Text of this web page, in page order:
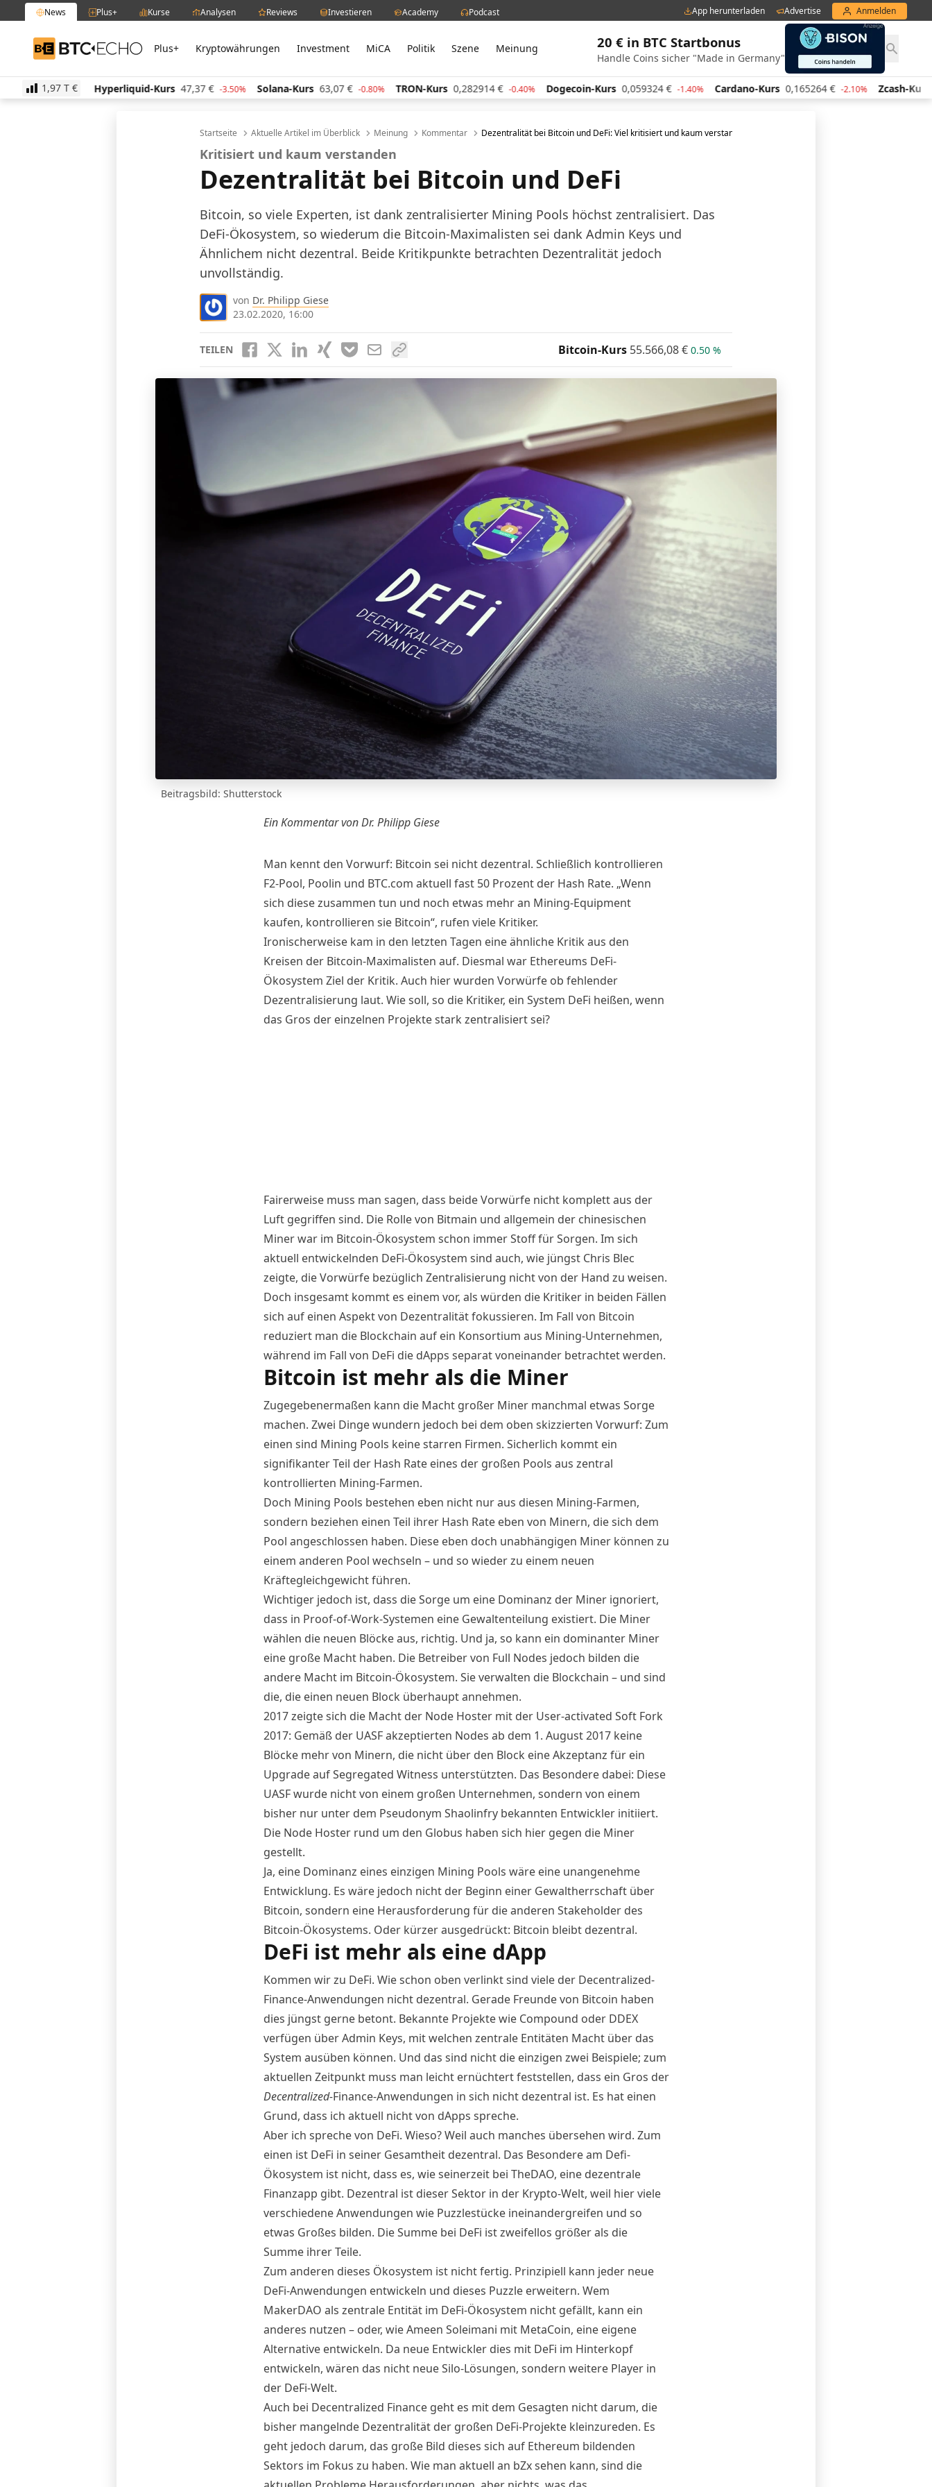
News Plus+ Kurse Analysen Reviews Investieren Academy Podcast App herunterladen Advertise Anmelden
BTC-ECHO Plus+ Kryptowährungen Investment MiCA Politik Szene Meinung 20 € in BTC Startbonus
Handle Coins sicher "Made in Germany"
1,97 T €
-0.60% Hyperliquid-Kurs 47,37 € -3.50% Solana-Kurs 63,07 € -0.80% TRON-Kurs 0,282914 € -0.40% Dogecoin-Kurs 0,059324 € -1.40% Cardano-Kurs 0,165264 € -2.10% Zcash-Kurs 424,00 €
Startseite Aktuelle Artikel im Überblick Meinung Kommentar Dezentralität bei Bitcoin und DeFi: Viel kritisiert und kaum verstanden
Kritisiert und kaum verstanden
Dezentralität bei Bitcoin und DeFi
Bitcoin, so viele Experten, ist dank zentralisierter Mining Pools höchst zentralisiert. Das
DeFi-Ökosystem, so wiederum die Bitcoin-Maximalisten sei dank Admin Keys und
Ähnlichem nicht dezentral. Beide Kritikpunkte betrachten Dezentralität jedoch
unvollständig.
von Dr. Philipp Giese
23.02.2020, 16:00
TEILEN Bitcoin-Kurs 55.566,08€ 0.50 %
Beitragsbild: Shutterstock
Ein Kommentar von Dr. Philipp Giese
Man kennt den Vorwurf: Bitcoin sei nicht dezentral. Schließlich kontrollieren
F2-Pool, Poolin und BTC.com aktuell fast 50 Prozent der Hash Rate. „Wenn
sich diese zusammen tun und noch etwas mehr an Mining-Equipment
kaufen, kontrollieren sie Bitcoin“, rufen viele Kritiker.
Ironischerweise kam in den letzten Tagen eine ähnliche Kritik aus den
Kreisen der Bitcoin-Maximalisten auf. Diesmal war Ethereums DeFi-
Ökosystem Ziel der Kritik. Auch hier wurden Vorwürfe ob fehlender
Dezentralisierung laut. Wie soll, so die Kritiker, ein System DeFi heißen, wenn
das Gros der einzelnen Projekte stark zentralisiert sei?
Fairerweise muss man sagen, dass beide Vorwürfe nicht komplett aus der
Luft gegriffen sind. Die Rolle von Bitmain und allgemein der chinesischen
Minerwar im Bitcoin-Ökosystem schon immer Stoff für Sorgen. Im sich
aktuell entwickelnden DeFi-Ökosystem sind auch, wie jüngst Chris Blec
zeigte, die Vorwürfe bezüglich Zentralisierung nicht von der Hand zu weisen.
Doch insgesamt kommt es einem vor, als würden die Kritiker in beiden Fällen
sich auf einen Aspekt von Dezentralität fokussieren. Im Fall von Bitcoin
reduziert man die Blockchain auf ein Konsortium aus Mining-Unternehmen,
während im Fall von DeFi die dApps separat voneinander betrachtet werden.
Bitcoin ist mehr als die Miner
Zugegebenermaßen kann die Macht großer Miner manchmal etwas Sorge
machen. Zwei Dinge wundern jedoch bei dem oben skizzierten Vorwurf: Zum
einen sind Mining Pools keine starren Firmen. Sicherlich kommt ein
signifikanter Teil der Hash Rate eines der großen Pools aus zentral
kontrollierten Mining-Farmen.
Doch Mining Pools bestehen eben nicht nur aus diesen Mining-Farmen,
sondern beziehen einen Teil ihrer Hash Rate eben von Minern, die sich dem
Pool angeschlossen haben. Diese eben doch unabhängigen Miner können zu
einem anderen Pool wechseln – und so wieder zu einem neuen
Kräftegleichgewicht führen.
Wichtiger jedoch ist, dass die Sorge um eine Dominanz der Miner ignoriert,
dass in Proof-of-Work-Systemen eine Gewaltenteilung existiert. Die Miner
wählen die neuen Blöcke aus, richtig. Und ja, so kann ein dominanter Miner
eine große Macht haben. Die Betreiber von Full Nodes jedoch bilden die
andere Macht im Bitcoin-Ökosystem. Sie verwalten die Blockchain – und sind
die, die einen neuen Block überhaupt annehmen.
2017 zeigte sich die Macht der Node Hoster mit der User-activated Soft Fork
2017: Gemäß der UASF akzeptierten Nodes ab dem 1. August 2017 keine
Blöcke mehr von Minern, die nicht über den Block eine Akzeptanz für ein
Upgrade auf Segregated Witness unterstützten. Das Besondere dabei: Diese
UASF wurde nicht von einem großen Unternehmen, sondern von einem
bisher nur unter dem Pseudonym Shaolinfry bekannten Entwickler initiiert.
Die Node Hoster rund um den Globus haben sich hier gegen die Miner
gestellt.
Ja, eine Dominanz eines einzigen Mining Pools wäre eine unangenehme
Entwicklung. Es wäre jedoch nicht der Beginn einer Gewaltherrschaft über
Bitcoin, sondern eine Herausforderung für die anderen Stakeholder des
Bitcoin-Ökosystems. Oder kürzer ausgedrückt: Bitcoin bleibt dezentral.
DeFi ist mehr als eine dApp
Kommen wir zu DeFi. Wie schon oben verlinkt sind viele der Decentralized-
Finance-Anwendungen nicht dezentral. Gerade Freunde von Bitcoin haben
dies jüngst gerne betont. Bekannte Projekte wie Compound oder DDEX
verfügen über Admin Keys, mit welchen zentrale Entitäten Macht über das
System ausüben können. Und das sind nicht die einzigen zwei Beispiele; zum
aktuellen Zeitpunkt muss man leicht ernüchtert feststellen, dass ein Gros der
Decentralized-Finance-Anwendungen in sich nicht dezentral ist. Es hat einen
Grund, dass ich aktuell nicht von dApps spreche.
Aber ich spreche von DeFi. Wieso? Weil auch manches übersehen wird. Zum
einen ist DeFi in seiner Gesamtheit dezentral. Das Besondere am Defi-
Ökosystem ist nicht, dass es, wie seinerzeit bei TheDAO, eine dezentrale
Finanzapp gibt. Dezentral ist dieser Sektor in der Krypto-Welt, weil hier viele
verschiedene Anwendungen wie Puzzlestücke ineinandergreifen und so
etwas Großes bilden. Die Summe bei DeFi ist zweifellos größer als die
Summe ihrer Teile.
Zum anderen dieses Ökosystem ist nicht fertig. Prinzipiell kann jeder neue
DeFi-Anwendungen entwickeln und dieses Puzzle erweitern. Wem
MakerDAO als zentrale Entität im DeFi-Ökosystem nicht gefällt, kann ein
anderes nutzen – oder, wieAmeen Soleimani mit MetaCoin, eine eigene
Alternative entwickeln. Da neue Entwickler dies mit DeFi im Hinterkopf
entwickeln, wären das nicht neue Silo-Lösungen, sondern weitere Player in
der DeFi-Welt.
Auch bei Decentralized Finance geht es mit dem Gesagten nicht darum, die
bisher mangelnde Dezentralität der großen DeFi-Projekte kleinzureden. Es
geht jedoch darum, das große Bild dieses sich auf Ethereum bildenden
Sektors im Fokus zu haben. Wie man aktuell an bZx sehen kann, sind die